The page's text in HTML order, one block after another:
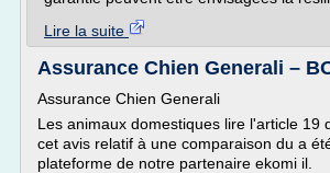
Lire la suite
Assurance Chien Generali –
Assurance Chien Generali
Les animaux domestiques lire l'article 19
cet avis relatif à une comparaison du a
plateforme de notre partenaire ekomi il.